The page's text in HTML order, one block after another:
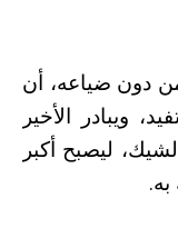
دون ضياعه، أن
ويبادر الأخير
ليصبح أكبر